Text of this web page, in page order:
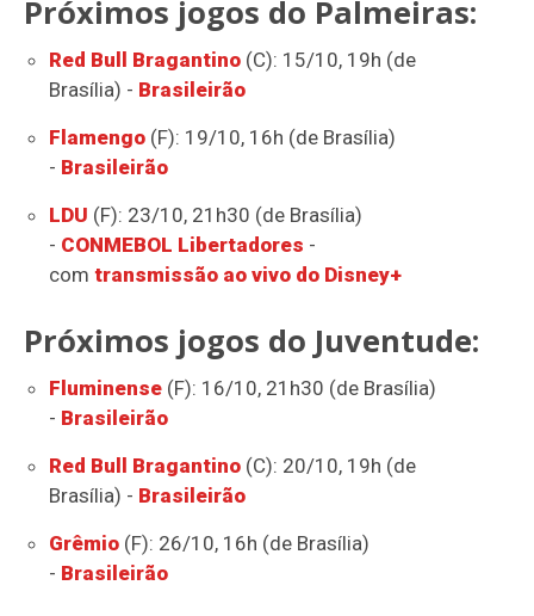
Próximos jogos do Palmeiras:
Red Bull Bragantino(C): 15/10, 19h (de
Brasília) - Brasileirão
Flamengo(F): 19/10, 16h (de Brasília)
- Brasileirão
LDU (F): 23/10, 21h30 (de Brasília)
- CONMEBOL Libertadores -
com transmissão ao vivo do Disney+
Próximos jogos do Juventude:
Fluminense(F): 16/10, 21h30 (de Brasília)
- Brasileirão
Red Bull Bragantino(C): 20/10, 19h (de
Brasília) - Brasileirão
Grêmio(F): 26/10, 16h (de Brasília)
- Brasileirão